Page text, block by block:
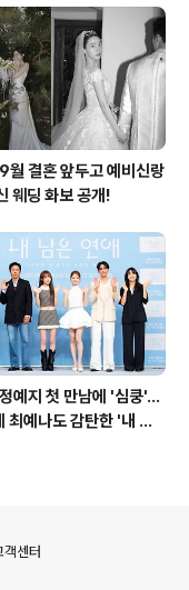
월 결혼 앞두고 예비신랑
웨딩 화보 공개!
예지 첫 만남에 '심쿵'…
최예나도 감탄한 '내 남
객센터